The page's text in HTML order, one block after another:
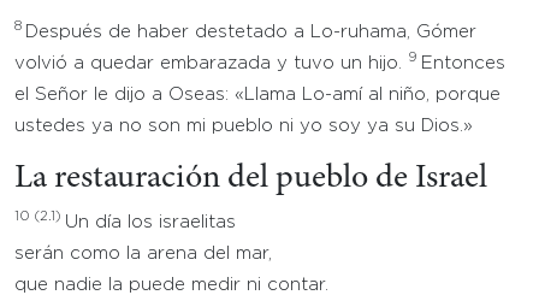
8
Después de haber destetado a Lo-ruhama, Gómer
volvió a quedar embarazada y tuvo un hijo.
9 Entonces
el Señor le dijo a Oseas: «Llama Lo-amí al niño, porque
ustedes ya no son mi pueblo ni yo soy ya su Dios.»
La restauración del pueblo de Israel
10 (2.1) Un día los israelitas
serán como la arena del mar,
que nadie la puede medir ni contar.